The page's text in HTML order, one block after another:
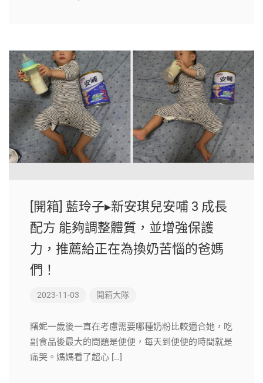
[開箱] 藍玲子▸新安琪兒安哺 3 成長
配方 能夠調整體質，並增強保護
力，推薦給正在為換奶苦惱的爸媽
們！
2023-11-03 開箱大隊
糬妮一歲後一直在考慮需要哪種奶粉比較適合她，吃
副食品後最大的問題是便便，每天到便便的時間就是
痛哭。媽媽看了超心 […]